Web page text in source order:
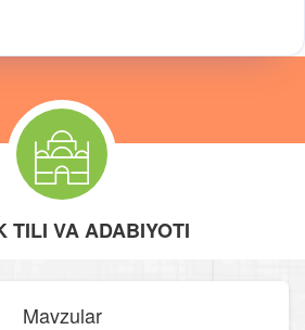
TILI VA ADABIYOTI
Mavzular